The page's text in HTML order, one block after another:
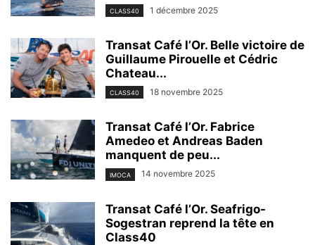
CLASS40 1 décembre 2025
Transat Café l’Or. Belle victoire de
Guillaume Pirouelle et Cédric
Chateau...
CLASS40 18 novembre 2025
Transat Café l’Or. Fabrice
Amedeo et Andreas Baden
manquent de peu...
IMOCA 14 novembre 2025
Transat Café l’Or. Seafrigo-
Sogestran reprend la tête en
Class40